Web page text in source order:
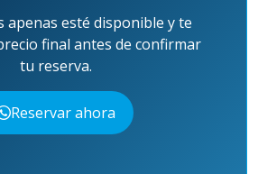
apenas esté disponible y te
final antes de confirmar
tu reserva.
Reservar ahora